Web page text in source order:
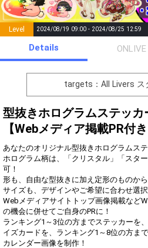
Level 2024/08/19 09:00 - 2024/08/25 12:59
Points List of
0 Event Begins!
オリジナルアバタ
得！
Gifting
Throw gifts to the stage and join
the live performance.
First, try throwing free Stars
(once a day)! You can also charge
Show Gold to purchase gifts
(available from 1 JPY)! When you
continue to send gifts to the
performer(s), the performer's
popularity ranking and your
ranking go up.
that
Details ONLIVE
targets：All Livers ス
型抜きホログラムステッ
【Webメディア掲載PR付
あなたのオリジナル型抜きホログラムス
ホログラム柄は、「クリスタル」「スタ
可！
形も、自由な型抜きに加え定形のものから
サイズも、デザインやご希望に合わせ選択
Webメディアサイトトップ画像掲載など
の機会に併せてご自身のPRに！
ランキング1～3位の方までステッカーを
イズカードを、ランキング1～8位の方ま
カレンダー画像を制作！